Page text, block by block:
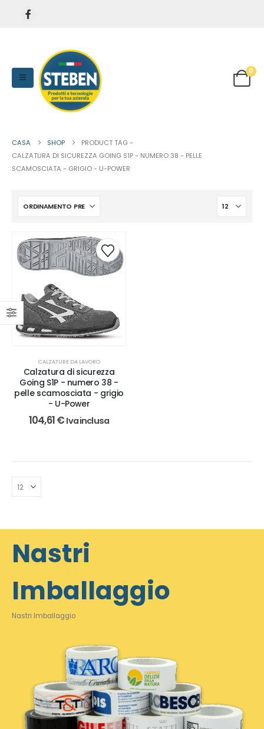
0
CASA SHOP
PRODUCT TAG -
CALZATURA DI SICUREZZA GOING S1P - NUMERO 38 - PELLE
SCAMOSCIATA - GRIGIO - U-POWER
CALZATURE DA LAVORO
Calzatura di sicurezza
Going S1P - numero 38 -
pelle scamosciata - grigio
- U-Power
104,61€ Iva inclusa
Nastri
Imballaggio
Nastri Imballaggio